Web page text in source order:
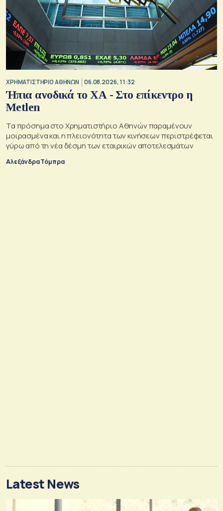
XΡΗΜΑΤΙΣΤΗΡΙΟ ΑΘΗΝΩΝ 06.08.2026, 11:32
Ήπια ανοδικά το ΧΑ - Στο επίκεντρο η
Metlen
Τα πρόσημα στο Χρηματιστήριο Αθηνών παραμένουν
μοιρασμένα και η πλειονότητα των κινήσεων περιστρέφεται
γύρω από τη νέα δέσμη των εταιρικών αποτελεσμάτων
Αλεξάνδρα Τόμπρα
Latest News